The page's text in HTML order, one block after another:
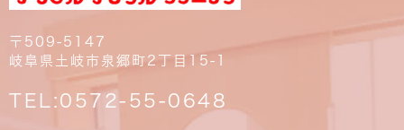
〒509-5147
岐阜県土岐市泉郷町2丁目15-1
TEL:0572-55-0648